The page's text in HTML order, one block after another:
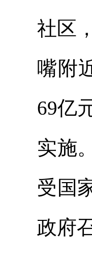
社区
嘴附
69亿
实施
受国
政府